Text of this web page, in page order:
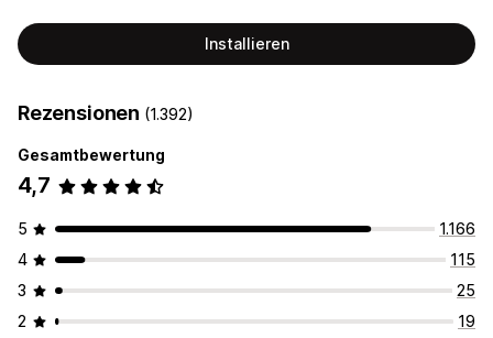
Installieren
Rezensionen (1.392)
Gesamtbewertung
4,7
5
1.166
4
115
3
25
2
19